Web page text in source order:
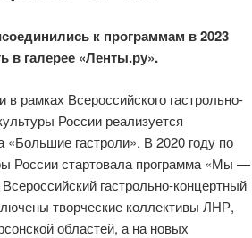
к программам в 2023
в галерее «Ленты.ру».
рамках Всероссийского гастрольно-
России реализуется
гастроли». В 2020 году по
России стартовала программа «Мы —
гастрольно-концертный
творческие коллективы ЛНР,
областей, а на новых